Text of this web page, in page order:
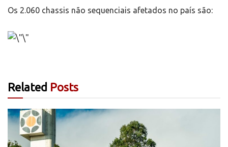
Os 2.060 chassis não sequenciais afetados no país são:
Related Posts